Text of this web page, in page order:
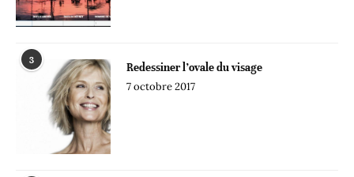
3
Redessiner l’ovale du visage
7 octobre 2017